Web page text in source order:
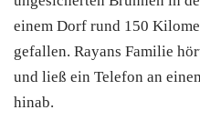
einem Dorf rund 150
gefallen. Rayans Familie
und ließ ein Telefon an
hinab.